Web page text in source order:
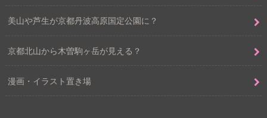
美山や芦生が京都丹波高原国定公園に？
京都北山から木曽駒ヶ岳が見える？
漫画・イラスト置き場